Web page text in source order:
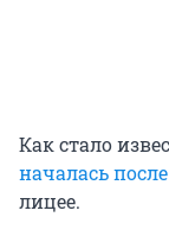
Как стало
началась
лицее.